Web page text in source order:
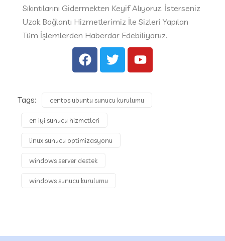
Sıkıntılarını Gidermekten Keyif Alıyoruz. İsterseniz
Uzak Bağlantı Hizmetlerimiz İle Sizleri Yapılan
Tüm İşlemlerden Haberdar Edebiliyoruz.
Tags: centos ubuntu sunucu kurulumu
en iyi sunucu hizmetleri
linux sunucu optimizasyonu
windows server destek
windows sunucu kurulumu